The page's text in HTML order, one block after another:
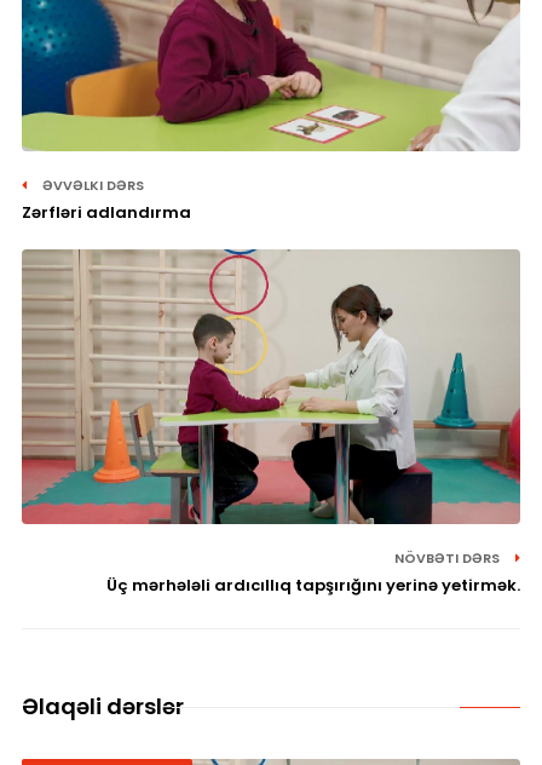
ƏVVƏLKI DƏRS
Zərfləri adlandırma
NÖVBƏTI DƏRS
Üç mərhələli ardıcıllıq tapşırığını yerinə yetirmək.
Əlaqəli dərslər